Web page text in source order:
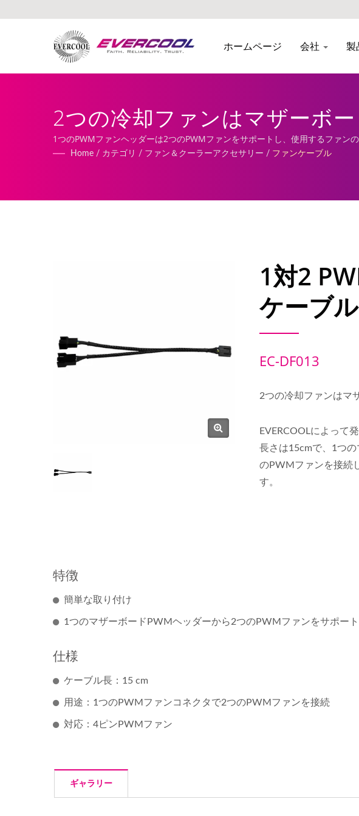
ホームページ 会社 製
2つの冷却ファンはマザーボ
ルミ押出冷却器メーカー |
1つのPWMファンヘッダーは2つのPWMファンをサポートし、使用するファン
まれています。
Home / カテゴリ / ファン＆クーラーアクセサリー / ファンケーブル
1対2
ケーブル
EC-DF013
2つの冷却ファンはマ
EVERCOOLによって
長さは15cmで、1つ
のPWMファンを接続
す。
特徴
簡単な取り付け
1つのマザーボードPWMヘッダーから2つのPWMファンをサポート
仕様
ケーブル長：15 cm
用途：1つのPWMファンコネクタで2つのPWMファンを接続
対応：4ピンPWMファン
ギャラリー